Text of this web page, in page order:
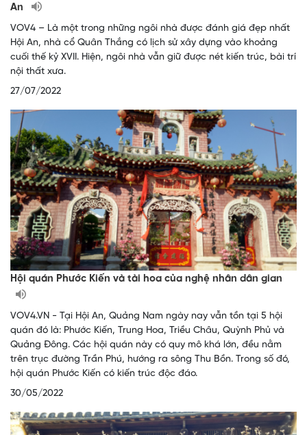
An
VOV4 – Là một trong những ngôi nhà được đánh giá đẹp nhất
Hội An, nhà cổ Quân Thắng có lịch sử xây dựng vào khoảng
cuối thế kỷ XVII. Hiện, ngôi nhà vẫn giữ được nét kiến trúc, bài trí
nội thất xưa.
27/07/2022
Hội quán Phước Kiến và tài hoa của nghệ nhân dân gian
VOV4.VN - Tại Hội An, Quảng Nam ngày nay vẫn tồn tại 5 hội
quán đó là: Phước Kiến, Trung Hoa, Triều Châu, Quỳnh Phủ và
Quảng Đông. Các hội quán này có quy mô khá lớn, đều nằm
trên trục đường Trần Phú, hướng ra sông Thu Bồn. Trong số đó,
hội quán Phước Kiến có kiến trúc độc đáo.
30/05/2022